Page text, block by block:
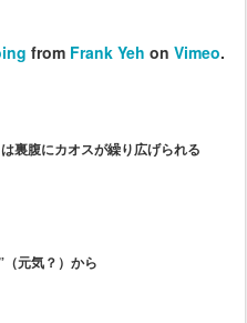
from Frank Yeh on Vimeo.
裏腹にカオスが繰り広げられる
元気？）から